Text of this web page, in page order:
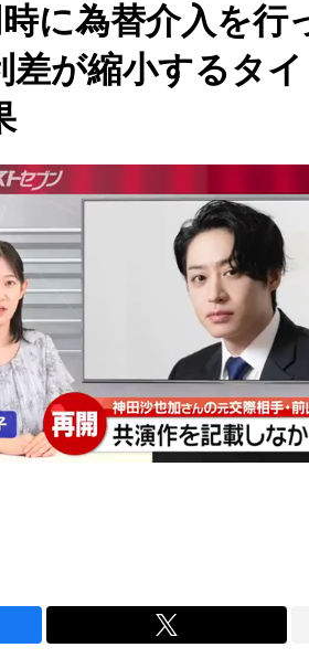
に為替介入を行
差が縮小するタ